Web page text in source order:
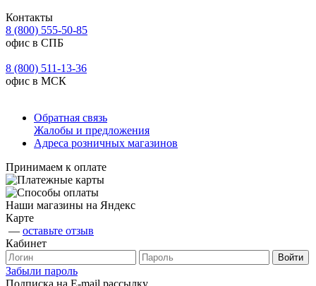
Контакты
8 (800) 555-50-85
офис в СПБ
8 (800) 511-13-36
офис в МСК
Обратная связь
Жалобы и предложения
Адреса розничных магазинов
Принимаем к оплате
Наши магазины на Яндекс
Карте
— оставьте отзыв
Кабинет
Забыли пароль
Подписка на E-mail рассылку